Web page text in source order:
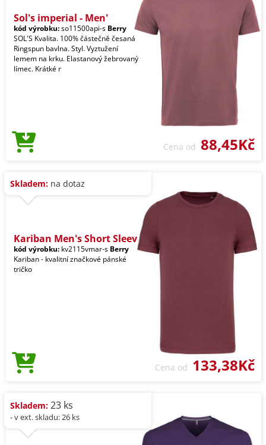
Sol's imperial - Men'
kód výrobku:so11500api-s Berry
SOL'S Kvalita. 100% částečně česaná
Ringspun bavlna. Styl. Vyztužení
lemem na krku. Elastanový žebrovaný
límec. Krátké r
Cena od 88,45Kč
Skladem: na dotaz
Kariban Men's Short Sleev
kód výrobku: kv2115vmar-s Berry
Kariban - kvalitní značkové pánské
tričko
Cena od 133,38Kč
Skladem: 23 ks
- v ext. skladu: 26 ks